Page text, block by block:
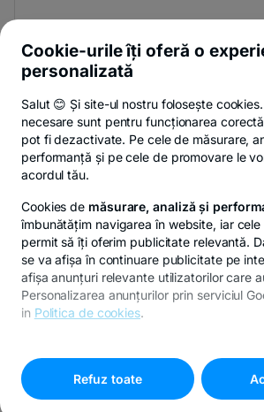
Poți renunța oricând,vezi detalii-
opens
in
a
.
Privacy Hub - opens in a new tab
Politica de
© Copyright 2026 Banca Transilvania.
rezervate.
-
opens
Cookie-urile îți oferă o
personalizată
Salut 😊 Și site-ul nostru folosește
necesare sunt pentru funcționarea
pot fi dezactivate. Pe cele de măsurare,
performanță și pe cele de promovare le
acordul tău.
Cookies de măsurare, analiză și
îmbunătățim navigarea în website, iar cele
permit să îți oferim publicitate relevantă.
se va afișa în continuare publicitate pe
afișa anunțuri relevante utilizatorilor care
Personalizarea anunțurilor prin serviciul
in Politica de cookies.
cookies"
Refuz toate